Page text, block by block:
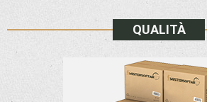
QUALITÀ